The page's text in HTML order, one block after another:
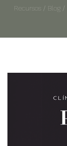
Recursos / Blog /